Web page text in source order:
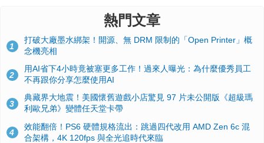
熱門文章
1
打破大廠墨水綁架！開源、無 DRM 限制的「Open Printer」概
念機亮相
2
用AI省下4小時竟被塞更多工作！過來人曝光：為什麼優秀員工
不再跟你分享怎麼使用AI
3
典藏界大地震！美國懷舊遊戲小店驚見 97 片未公開版《超級瑪
利歐兄弟》變體任天堂卡帶
4
效能翻倍！PS6 硬體規格流出：跳過四代改用 AMD Zen 6c 混
合架構，4K 120fps 與全光追時代來臨